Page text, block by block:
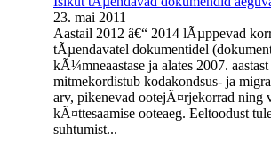
23. mai 2011
Aastail 2012 â€“ 2014 lÃµppevad
tÃµendavatel dokumentidel
kÃ¼mneaastase ja alates 2007.
mitmekordistub kodakondsus- ja
arv, pikenevad ootejÃ¤rjekorrad ning
kÃ¤ttesaamise ooteaeg. Eeltoodust
suhtumist...